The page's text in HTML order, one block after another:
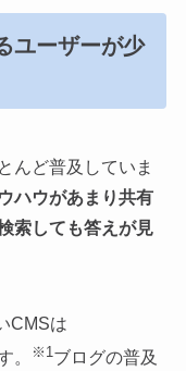
ユーザーが少
んど普及していま
ハウがあまり共有
索しても答えが見
CMSは
。
※1ブログの普及